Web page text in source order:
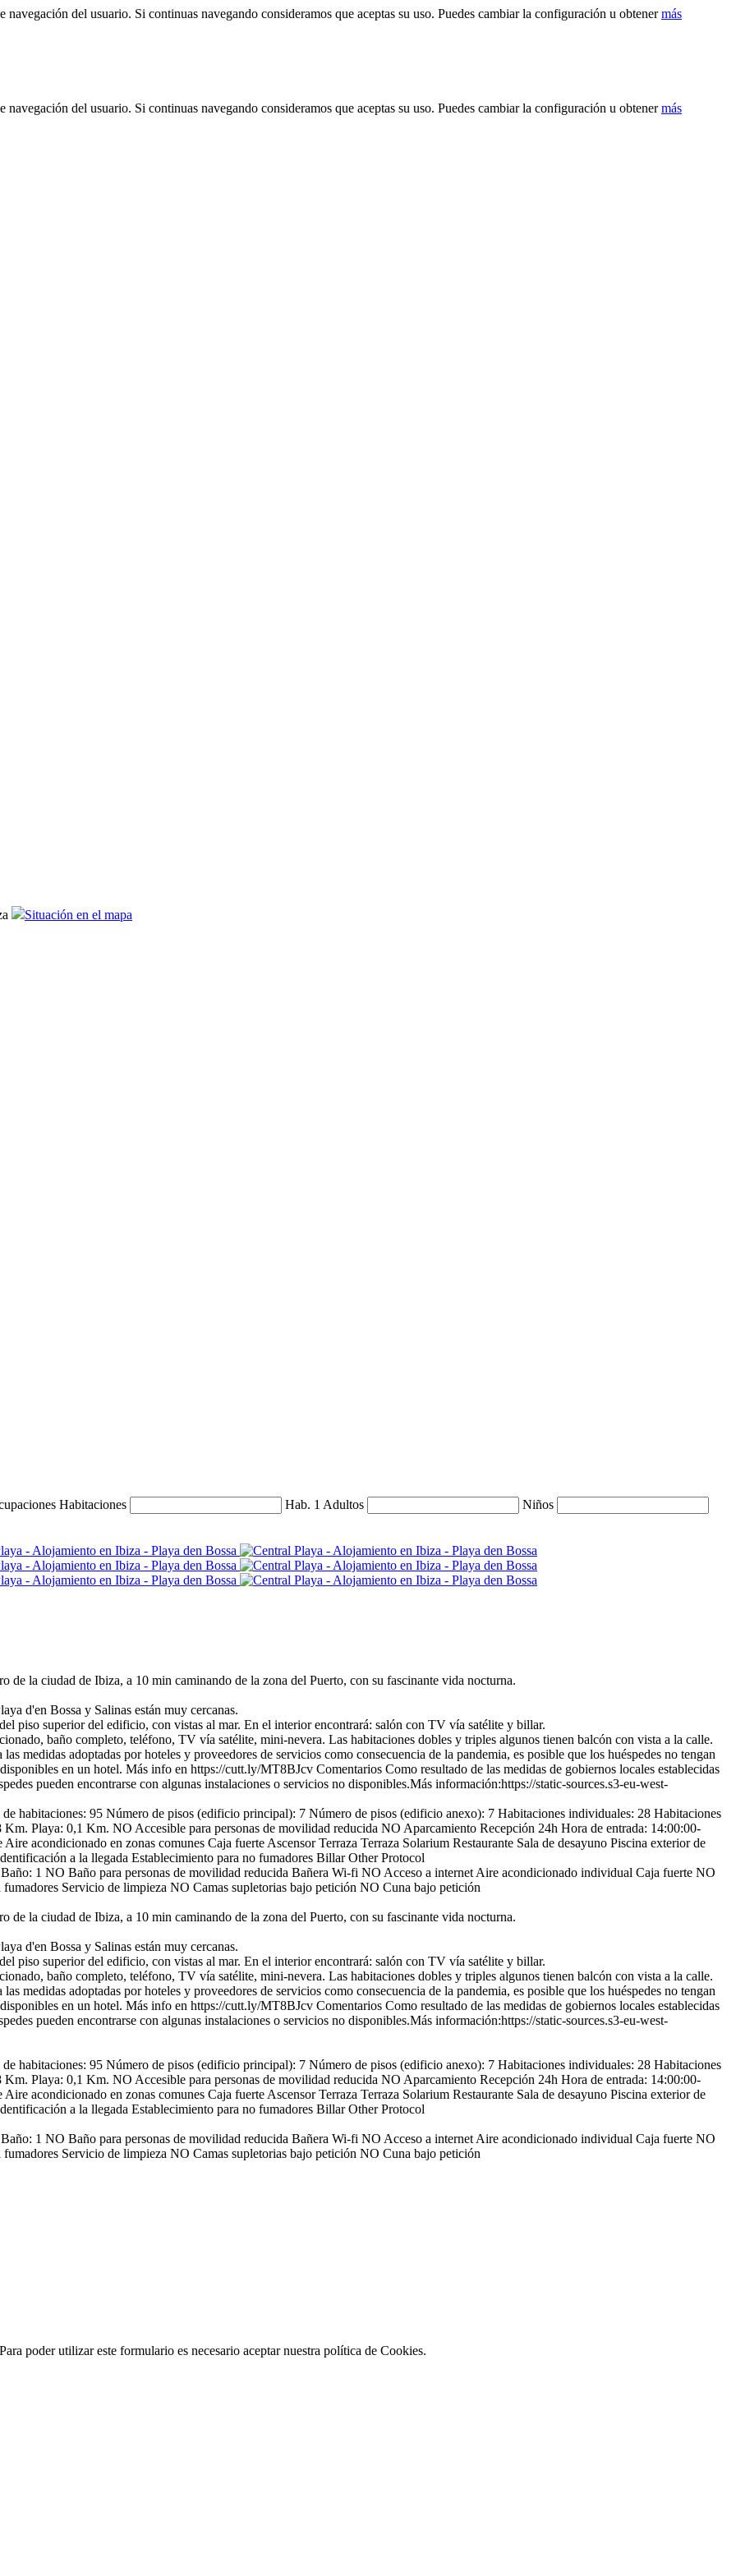
del usuario. Si continuas navegando consideramos que aceptas su uso. Puedes cambiar la configuración u obtenermás
del usuario. Si continuas navegando consideramos que aceptas su uso. Puedes cambiar la configuración u obtenermás
Situación en el mapa
Habitaciones Hab. 1 Adultos Niños
la ciudad de Ibiza, a 10 min caminando de la zona del Puerto, con su fascinante vida nocturna.
d'en Bossa y Salinas están muy cercanas.
piso superior del edificio, con vistas al mar. En el interior encontrará: salón con TV vía satélite y billar.
baño completo, teléfono, TV vía satélite, mini-nevera. Las habitaciones dobles y triples algunos tienen balcón con vista a la calle.
las medidas adoptadas por hoteles y proveedores de servicios como consecuencia de la pandemia, es posible que los huéspedes no tengan
en un hotel. Más info en https://cutt.ly/MT8BJcv Comentarios Como resultado de las medidas de gobiernos locales establecidas
pueden encontrarse con algunas instalaciones o servicios no disponibles.Más información:https://static-sources.s3-eu-west-
habitaciones: 95 Número de pisos (edificio principal): 7 Número de pisos (edificio anexo): 7 Habitaciones individuales: 28 Habitaciones
Km. Playa: 0,1 Km. NO Accesible para personas de movilidad reducida NO Aparcamiento Recepción 24h Hora de entrada: 14:00:00-
Aire acondicionado en zonas comunes Caja fuerte Ascensor Terraza Terraza Solarium Restaurante Sala de desayuno Piscina exterior de
a la llegada Establecimiento para no fumadores Billar Other Protocol
Baño: 1 NO Baño para personas de movilidad reducida Bañera Wi-fi NO Acceso a internet Aire acondicionado individual Caja fuerte NO
Servicio de limpieza NO Camas supletorias bajo petición NO Cuna bajo petición
la ciudad de Ibiza, a 10 min caminando de la zona del Puerto, con su fascinante vida nocturna.
d'en Bossa y Salinas están muy cercanas.
piso superior del edificio, con vistas al mar. En el interior encontrará: salón con TV vía satélite y billar.
baño completo, teléfono, TV vía satélite, mini-nevera. Las habitaciones dobles y triples algunos tienen balcón con vista a la calle.
las medidas adoptadas por hoteles y proveedores de servicios como consecuencia de la pandemia, es posible que los huéspedes no tengan
en un hotel. Más info en https://cutt.ly/MT8BJcv Comentarios Como resultado de las medidas de gobiernos locales establecidas
pueden encontrarse con algunas instalaciones o servicios no disponibles.Más información:https://static-sources.s3-eu-west-
habitaciones: 95 Número de pisos (edificio principal): 7 Número de pisos (edificio anexo): 7 Habitaciones individuales: 28 Habitaciones
Km. Playa: 0,1 Km. NO Accesible para personas de movilidad reducida NO Aparcamiento Recepción 24h Hora de entrada: 14:00:00-
Aire acondicionado en zonas comunes Caja fuerte Ascensor Terraza Terraza Solarium Restaurante Sala de desayuno Piscina exterior de
a la llegada Establecimiento para no fumadores Billar Other Protocol
Baño: 1 NO Baño para personas de movilidad reducida Bañera Wi-fi NO Acceso a internet Aire acondicionado individual Caja fuerte NO
Servicio de limpieza NO Camas supletorias bajo petición NO Cuna bajo petición
poder utilizar este formulario es necesario aceptar nuestra política de Cookies.